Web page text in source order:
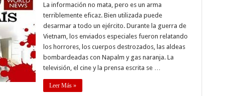
La información no mata, pero es un arma
terriblemente eficaz. Bien utilizada puede
desarmar a todo un ejército. Durante la guerra de
Vietnam, los enviados especiales fueron relatando
los horrores, los cuerpos destrozados, las aldeas
bombardeadas con Napalm y gas naranja. La
televisión, el cine y la prensa escrita se …
Leer Más »